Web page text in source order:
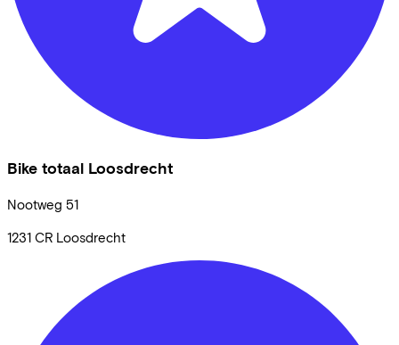
Bike totaal Loosdrecht
Nootweg 51
1231 CR Loosdrecht